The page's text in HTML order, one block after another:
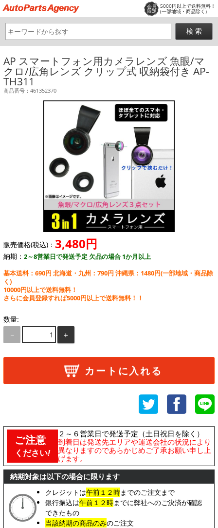
会員
限定
5000円以上で送料無料！
(一部地域・商品除く)
AP スマートフォン用カメラレンズ 魚眼/マ
クロ/広角レンズ クリップ式 収納袋付き AP-
TH311
商品番号：461352370
販売価格(税込)： 3,480円
納期： 2～8営業日で発送予定 欠品の場合 1か月以上
基本送料：690円 北海道・九州：790円 沖縄県：1480円(一部地域・商品除
く)
10000円以上で送料無料！
さらに会員登録すれば5000円以上で送料無料！！
数量:
－
＋
カートに入れる
ご注意
ください!
２～６営業日で発送予定（土日祝日を除く）
到着日は発送先エリアや運送会社の状況により
異なりますのであらかじめご了承お願い申し上
げます。
納期対象は以下の場合に限ります
クレジットは午前１２時までのご注文まで
銀行振込は午前１２時までに弊社へのご決済が確認
できたもの
当該納期の商品のみのご注文